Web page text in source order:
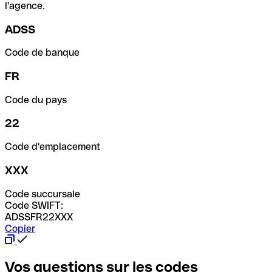
l'agence.
ADSS
Code de banque
FR
Code du pays
22
Code d'emplacement
XXX
Code succursale
Code SWIFT:
ADSSFR22XXX
Copier
Vos questions sur les codes